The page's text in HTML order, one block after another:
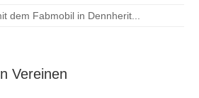
dem Fabmobil in Dennherit...
Vereinen